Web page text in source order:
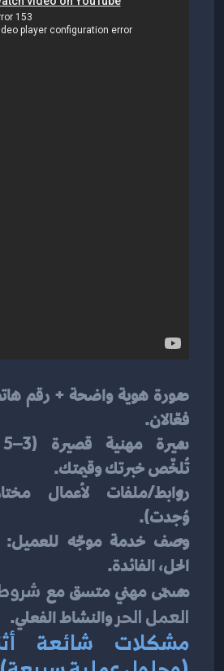
فعّالان.
تُلخّص خبرتك وقيمتك.
وُجدت).
الحل، الفائدة.
مسمّى مهني متسق مع
العمل الحر والنشاط الفعلي.